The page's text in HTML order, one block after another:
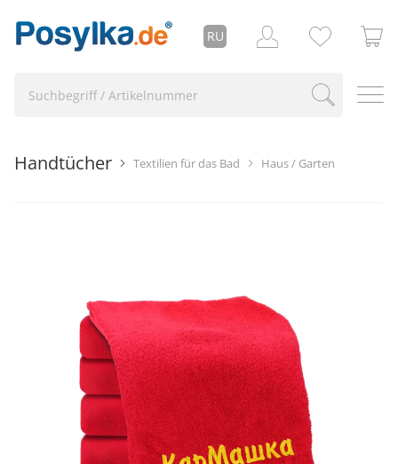
RU
Haus / Garten
Textilien für das Bad
Handtücher